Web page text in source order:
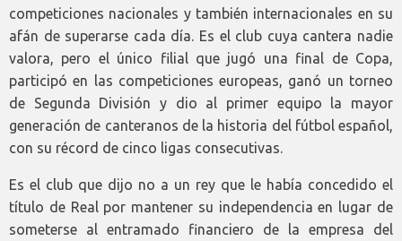
competiciones nacionales y también internacionales en su
afán de superarse cada día. Es el club cuya cantera nadie
valora, pero el único filial que jugó una final de Copa,
participó en las competiciones europeas, ganó un torneo
de Segunda División y dio al primer equipo la mayor
generación de canteranos de la historia del fútbol español,
con su récord de cinco ligas consecutivas.
Es el club que dijo no a un rey que le había concedido el
título de Real por mantener su independencia en lugar de
someterse al entramado financiero de la empresa del